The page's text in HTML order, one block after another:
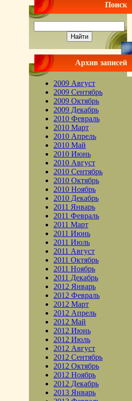
Поиск
Архив записей
2009 Август
2009 Сентябрь
2009 Октябрь
2009 Декабрь
2010 Февраль
2010 Март
2010 Апрель
2010 Май
2010 Июнь
2010 Август
2010 Сентябрь
2010 Октябрь
2010 Ноябрь
2010 Декабрь
2011 Январь
2011 Февраль
2011 Март
2011 Июнь
2011 Июль
2011 Август
2011 Октябрь
2011 Ноябрь
2011 Декабрь
2012 Январь
2012 Февраль
2012 Март
2012 Апрель
2012 Май
2012 Июнь
2012 Июль
2012 Август
2012 Сентябрь
2012 Октябрь
2012 Ноябрь
2012 Декабрь
2013 Январь